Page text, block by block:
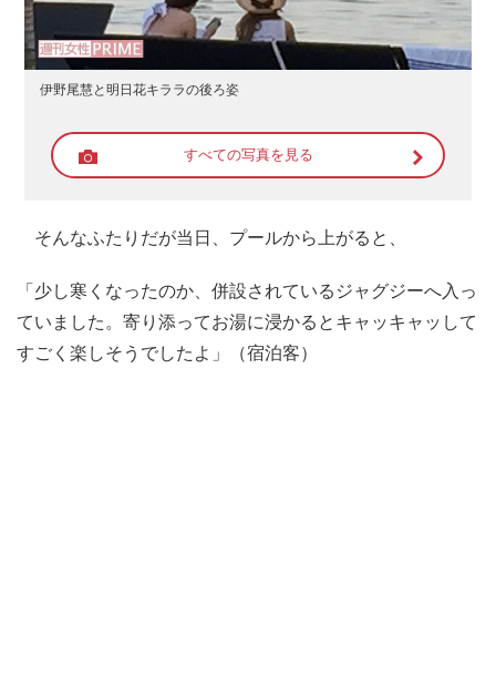
伊野尾慧と明日花キララの後ろ姿
すべての写真を見る
そんなふたりだが当日、プールから上がると、
「少し寒くなったのか、併設されているジャグジーへ入っ
ていました。寄り添ってお湯に浸かるとキャッキャッして
すごく楽しそうでしたよ」（宿泊客）